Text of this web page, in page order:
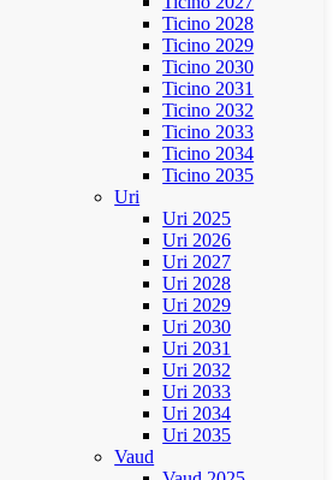
Ticino 2028
Ticino 2029
Ticino 2030
Ticino 2031
Ticino 2032
Ticino 2033
Ticino 2034
Ticino 2035
Uri
Uri 2025
Uri 2026
Uri 2027
Uri 2028
Uri 2029
Uri 2030
Uri 2031
Uri 2032
Uri 2033
Uri 2034
Uri 2035
Vaud